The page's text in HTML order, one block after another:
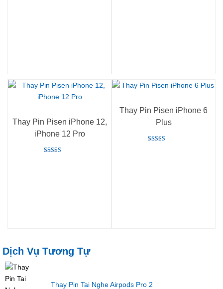
Thay Pin Pisen iPhone 12,
iPhone 12 Pro
Thay Pin Pisen iPhone 6
Plus
Dịch Vụ Tương Tự
Thay Pin Tai Nghe Airpods Pro 2